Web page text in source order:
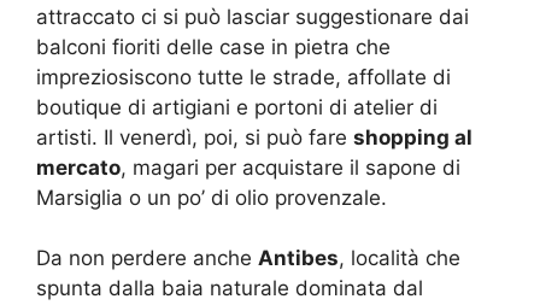
attraccato ci si può lasciar suggestionare dai
balconi fioriti delle case in pietra che
impreziosiscono tutte le strade, affollate di
boutique di artigiani e portoni di atelier di
artisti. Il venerdì, poi, si può fare shopping al
mercato, magari per acquistare il sapone di
Marsiglia o un po’ di olio provenzale.
Da non perdere anche Antibes, località che
spunta dalla baia naturale dominata dal